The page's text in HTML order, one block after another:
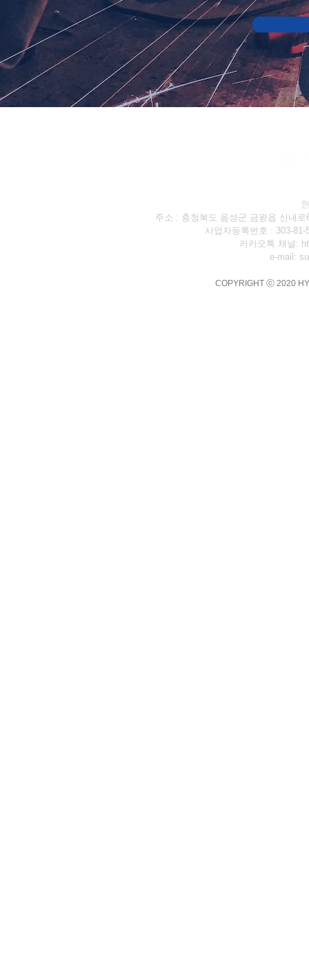
주소 : 충청북도 음성군 금왕읍 신
사업자등록번호 : 303-
카카오톡 채널:
e-mail:
COPYRIGHT ⓒ 2020